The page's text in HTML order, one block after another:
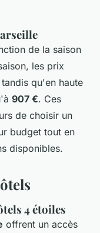
de la saison
les prix
tandis qu'en haute
907 €. Ces
de choisir un
budget tout en
disponibles.
4 étoiles
offrent un accès